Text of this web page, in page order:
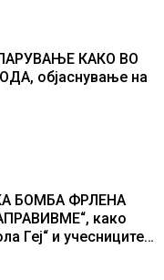
КАКО ВО
објаснување на
БОМБА ФРЛЕНА
како
Геј“ и учесниците